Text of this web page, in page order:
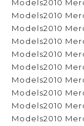
Models2010
Models2010
Models2010
Models2010
Models2010
Models2010
Models2010
Models2010
Models2010
Models2010